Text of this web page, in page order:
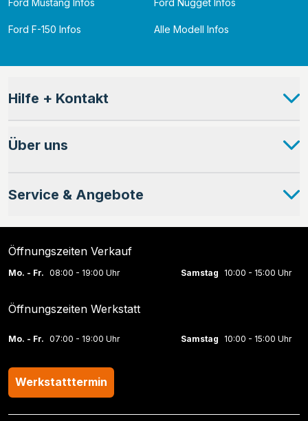
Ford F-150 Infos Alle Modell Infos
Hilfe + Kontakt
Über uns
Service & Angebote
Öffnungszeiten Verkauf
Mo. - Fr. 08:00 - 19:00 Uhr Samstag 10:00 - 15:00 Uhr
Öffnungszeiten Werkstatt
Werkstatttermin
Mo. - Fr. 07:00 - 19:00 Uhr Samstag 10:00 - 15:00 Uhr